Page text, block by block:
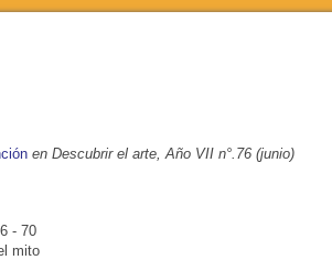
en Descubrir el arte, Año VII n°.76 (junio)
- 70
mito